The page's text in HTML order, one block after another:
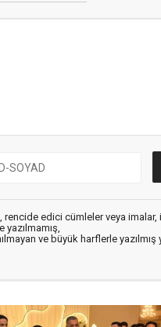
rencide edici cümleler veya imalar,
yazılmamış,
ve büyük harflerle yazılmış